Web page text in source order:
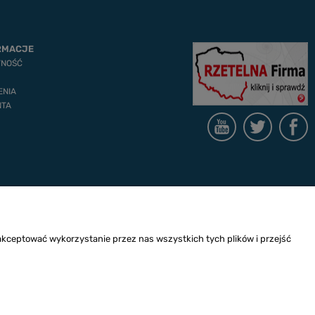
wykorzystanie przez nas wszystkich tych plików i przejść